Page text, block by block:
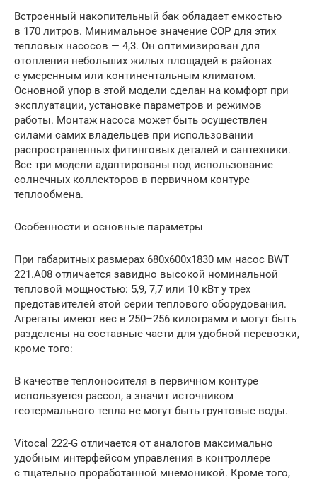
Встроенный накопительный бак обладает емкостью
в 170 литров. Минимальное значение СОР для этих
тепловых насосов — 4,3. Он оптимизирован для
отопления небольших жилых площадей в районах
с умеренным или континентальным климатом.
Основной упор в этой модели сделан на комфорт при
эксплуатации, установке параметров и режимов
работы. Монтаж насоса может быть осуществлен
силами самих владельцев при использовании
распространенных фитинговых деталей и сантехники.
Все три модели адаптированы под использование
солнечных коллекторов в первичном контуре
теплообмена.
Особенности и основные параметры
При габаритных размерах 680х600х1830 мм насос BWT
221.A08 отличается завидно высокой номинальной
тепловой мощностью: 5,9, 7,7 или 10 кВт у трех
представителей этой серии теплового оборудования.
Агрегаты имеют вес в 250–256 килограмм и могут быть
разделены на составные части для удобной перевозки,
кроме того:
В качестве теплоносителя в первичном контуре
используется рассол, а значит источником
геотермального тепла не могут быть грунтовые воды.
Vitocal 222-G отличается от аналогов максимально
удобным интерфейсом управления в контроллере
с тщательно проработанной мнемоникой. Кроме того,